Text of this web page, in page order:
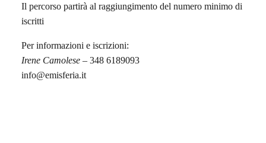
Il percorso partirà al raggiungimento del numero minimo di
iscritti
Per informazioni e iscrizioni:
Irene Camolese – 348 6189093
info@emisferia.it